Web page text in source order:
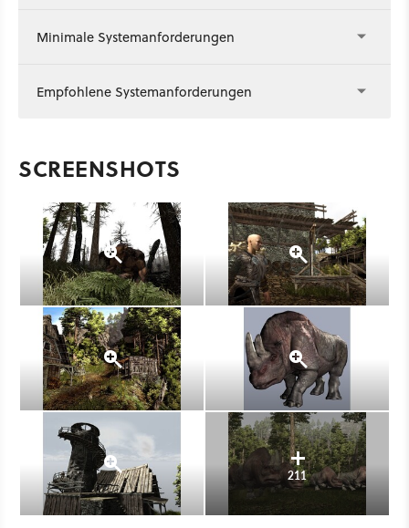
Minimale Systemanforderungen
Empfohlene Systemanforderungen
SCREENSHOTS
211